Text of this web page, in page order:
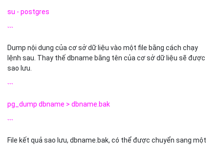
su - postgres
```
Dump nội dung của cơ sở dữ liệu vào một file bằng cách chạy
lệnh sau. Thay thế dbname bằng tên của cơ sở dữ liệu sẽ được
sao lưu.
```
pg_dump dbname > dbname.bak
```
File kết quả sao lưu, dbname.bak, có thể được chuyển sang một